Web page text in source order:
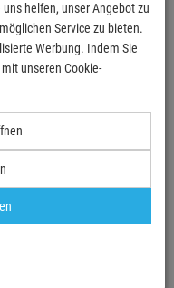
helfen, unser Angebot zu
Service zu bieten.
Werbung. Indem Sie
unseren Cookie-